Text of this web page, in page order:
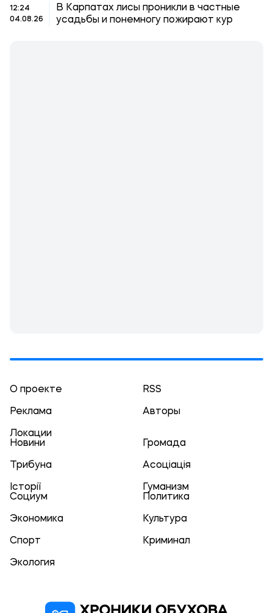
12:24
04.08.26
В Карпатах лисы проникли в частные
усадьбы и понемногу пожирают кур
О проекте RSS
Реклама Авторы
Локации
Новини
Громада
Трибуна Асоціація
Історії
Гуманизм
Социум
Политика
Экономика Культура
Спорт Криминал
Экология